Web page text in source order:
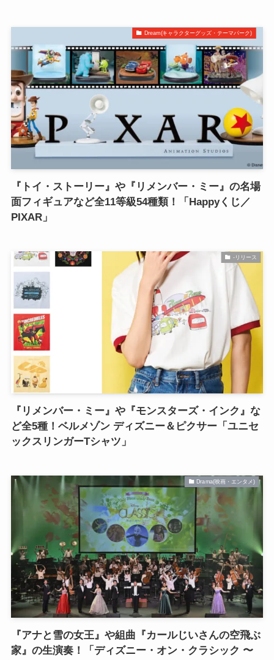
Dream(キャラクターグッズ・テーマパーク)
『トイ・ストーリー』や『リメンバー・ミー』の名場
面フィギュアなど全11等級54種類！「Happyくじ／
PIXAR」
-リリース
『リメンバー・ミー』や『モンスターズ・インク』な
ど全5種！ベルメゾン ディズニー＆ピクサー「ユニセ
ックスリンガーTシャツ」
Drama(映画・エンタメ)
『アナと雪の女王』や組曲『カールじいさんの空飛ぶ
家』の生演奏！「ディズニー・オン・クラシック 〜